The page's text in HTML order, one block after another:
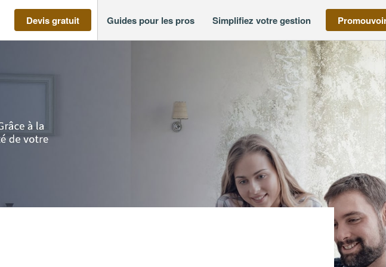
Devis gratuit Guides pour les pros Simplifiez votre gestion